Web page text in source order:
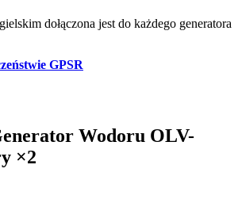
dołączona jest do każdego generatora
GPSR
Wodoru OLV-
×2